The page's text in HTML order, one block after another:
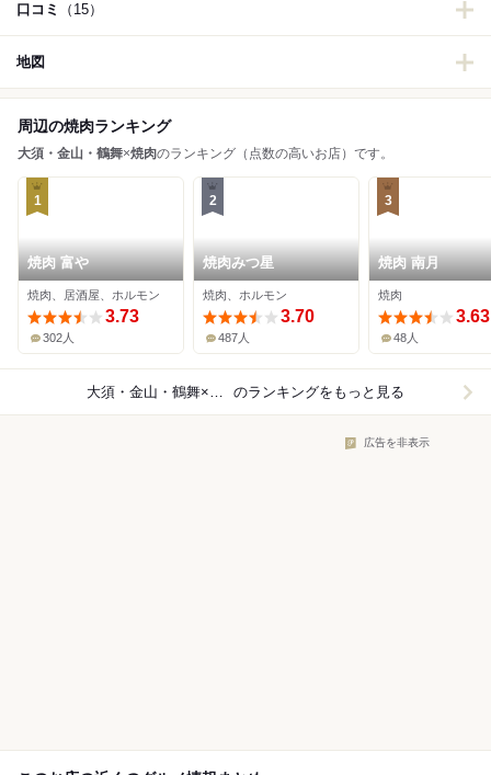
口コミ （15）
地図
周辺の焼肉ランキング
大須・金山・鶴舞×焼肉のランキング（点数の高いお店）です。
1
焼肉 富や
焼肉、居酒屋、ホルモン
3.73
302人
2
焼肉みつ星
焼肉、ホルモン
3.70
487人
3
焼肉 南月
焼肉
3.63
48人
大須・金山・鶴舞×焼肉 のランキングをもっと見る
広告を非表示